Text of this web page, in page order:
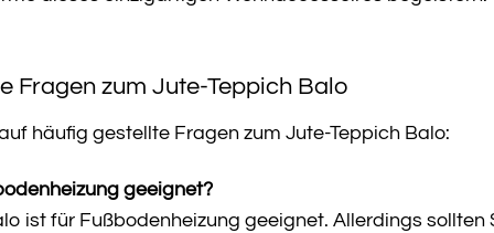
Fragen zum Jute-Teppich Balo
häufig gestellte Fragen zum Jute-Teppich Balo:
geeignet?
ist für Fußbodenheizung geeignet. Allerdings